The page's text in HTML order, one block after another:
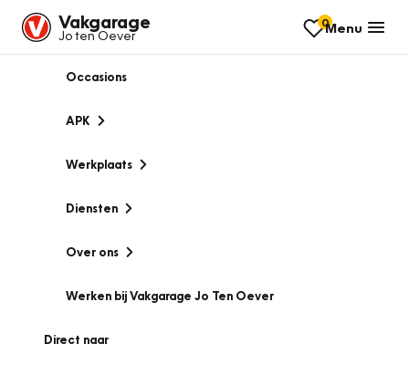
Vakgarage
Jo ten Oever
0Menu
Occasions
APK
Werkplaats
Diensten
Over ons
Werken bij Vakgarage Jo Ten Oever
Direct naar